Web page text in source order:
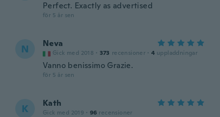
Perfect. Exactly as advertised
för 5 år sen
N Neva
Gick med 2018 · 373 recensioner · 4 uppladdningar
Vanno benissimo Grazie.
för 5 år sen
K Kath
Gick med 2019 · 96 recensioner